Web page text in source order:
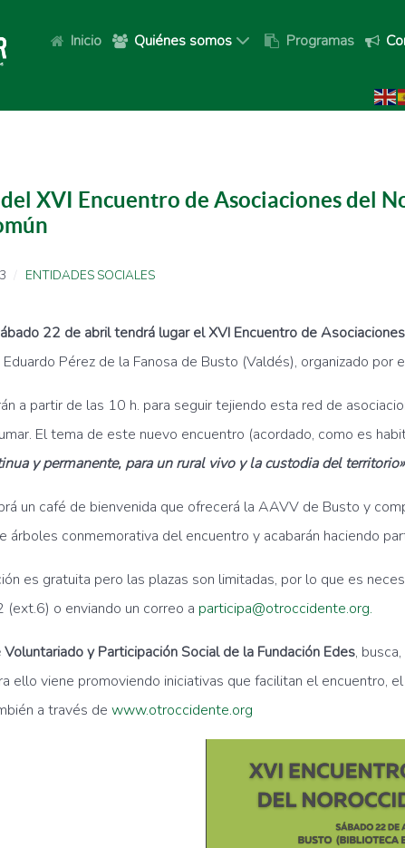
Inicio Quiénes somos Programas
del XVI Encuentro de Asociaciones del
ENTIDADES SOCIALES
22 de abril tendrá lugar el XVI Encuentro de
Pérez de la Fanosa de Busto (Valdés), organizado por
a partir de las 10 h. para seguir tejiendo esta red de
El tema de este nuevo encuentro (acordado, como es
y permanente, para un rural vivo y la custodia del
un café de bienvenida que ofrecerá la AAVV de Busto y
árboles conmemorativa del encuentro y acabarán haciendo
es gratuita pero las plazas son limitadas, por lo que es
o enviando un correo a participa@otroccidente.org.
y Participación Social de la Fundación Edes,
ello viene promoviendo iniciativas que facilitan el
a través de www.otroccidente.org